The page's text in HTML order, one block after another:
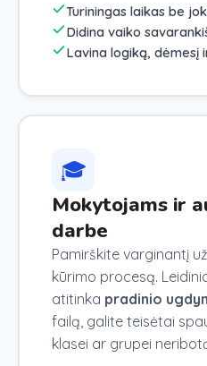
Turiningas laikas be
Didina vaiko
Lavina logiką, dėmesį
🎓
Mokytojams ir
darbe
Pamirškite varginantį
kūrimo procesą.
atitinka pradinio
failą, galite teisėtai
klasei ar grupei